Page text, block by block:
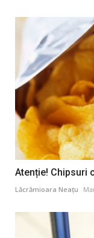
Atenție! Chipsuri
Lăcrămioara Neațu